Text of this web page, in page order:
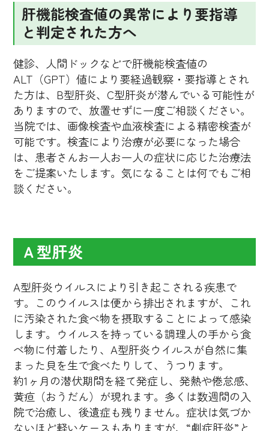
肝機能検査値の異常により要指導
と判定された方へ
健診、人間ドックなどで肝機能検査値の
ALT（GPT）値により要経過観察・要指導とされ
た方は、B型肝炎、C型肝炎が潜んでいる可能性が
ありますので、放置せずに一度ご相談ください。
当院では、画像検査や血液検査による精密検査が
可能です。検査により治療が必要になった場合
は、患者さんお一人お一人の症状に応じた治療法
をご提案いたします。気になることは何でもご相
談ください。
Ａ型肝炎
A型肝炎ウイルスにより引き起こされる疾患で
す。このウイルスは便から排出されますが、これ
に汚染された食べ物を摂取することによって感染
します。ウイルスを持っている調理人の手から食
べ物に付着したり、A型肝炎ウイルスが自然に集
まった貝を生で食べたりして、うつります。
約1ヶ月の潜伏期間を経て発症し、発熱や倦怠感、
黄疸（おうだん）が現れます。多くは数週間の入
院で治癒し、後遺症も残りません。症状は気づか
ないほど軽いケースもありますが、“劇症肝炎”と